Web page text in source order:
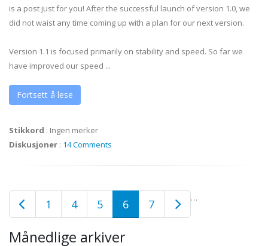
is a post just for you! After the successful launch of version 1.0, we
did not waist any time coming up with a plan for our next version.
Version 1.1 is focused primarily on stability and speed. So far we
have improved our speed ...
Fortsett å lese
Stikkord : Ingen merker
Diskusjoner : 14 Comments
1 …
4 5 6 7
Månedlige arkiver